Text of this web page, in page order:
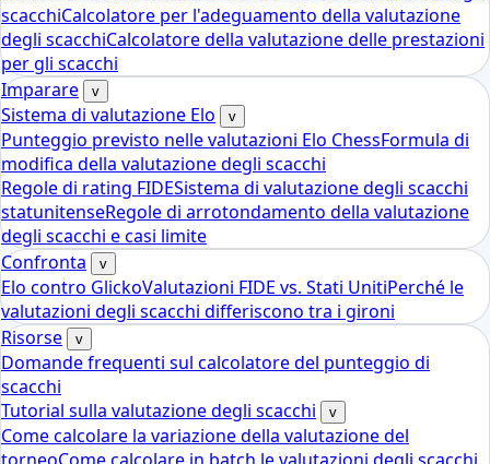
scacchiCalcolatore per l'adeguamento della valutazione
degli scacchiCalcolatore della valutazione delle prestazioni
per gli scacchi
Imparare
v
Sistema di valutazione Elo v
Punteggio previsto nelle valutazioni Elo ChessFormula di
modifica della valutazione degli scacchi
Regole di rating FIDESistema di valutazione degli scacchi
statunitenseRegole di arrotondamento della valutazione
degli scacchi e casi limite
Confronta
v
Elo contro GlickoValutazioni FIDE vs. Stati UnitiPerché le
valutazioni degli scacchi differiscono tra i gironi
Risorse
v
Domande frequenti sul calcolatore del punteggio di
scacchi
Tutorial sulla valutazione degli scacchi
v
Come calcolare la variazione della valutazione del